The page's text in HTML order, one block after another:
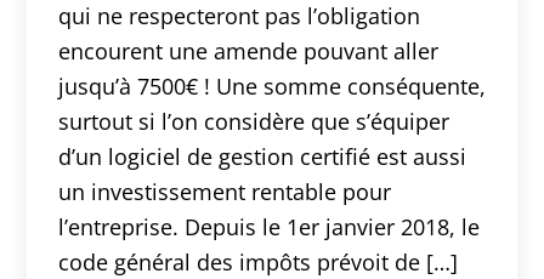
qui ne respecteront pas l’obligation
encourent une amende pouvant aller
jusqu’à 7500€ ! Une somme conséquente,
surtout si l’on considère que s’équiper
d’un logiciel de gestion certifié est aussi
un investissement rentable pour
l’entreprise. Depuis le 1er janvier 2018, le
code général des impôts prévoit de […]